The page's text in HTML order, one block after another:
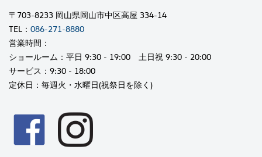
〒703-8233 岡山県岡山市中区高屋 334-14
TEL： 086-271-8880
営業時間：
ショールーム：平日 9:30 - 19:00 土日祝 9:30 - 20:00
サービス：9:30 - 18:00
定休日：毎週火・水曜日(祝祭日を除く)